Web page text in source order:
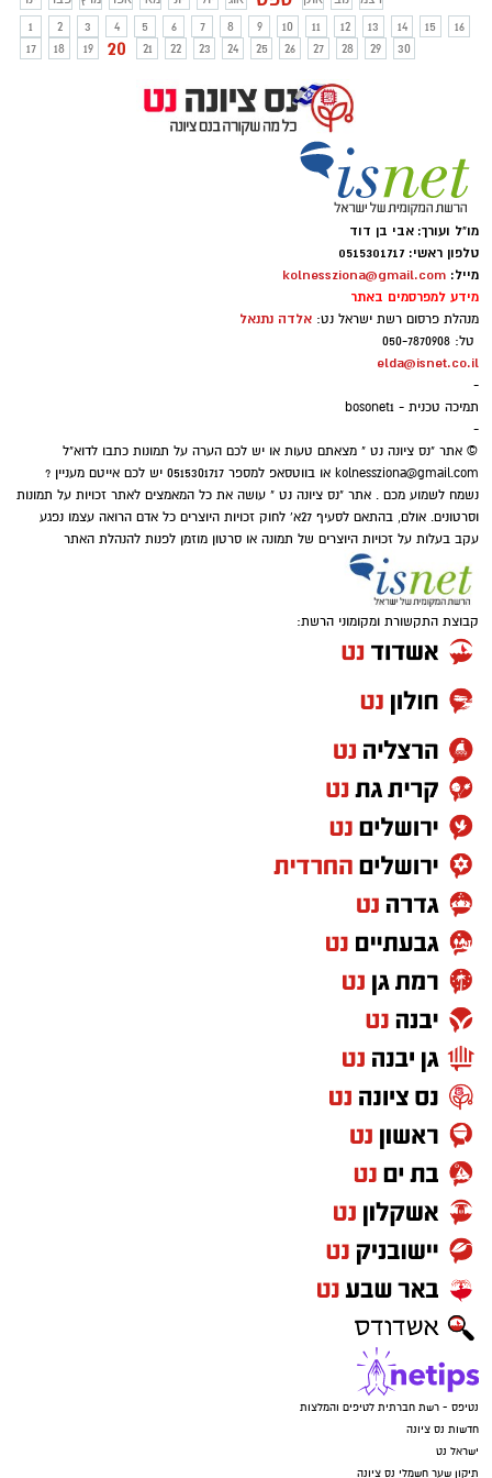
'פיצה-בר' מהטאבון, יריד אוכל ובירה 'שישוק'
בימי שישי, ערב מוסיקה מונגש ללקויי שמיעה,
ערב סרט לילדים ועוד-
1
2 3 4 5 6 7 8 9 10 11 12 13 14 15
16
17
18 19 20 21 22 23 24 25 26 27 28 29 30
מו"ל ועורך: אבי בן דוד
טלפון ראשי: 0515301717
מייל: kolnessziona@gmail.com
מידע למפרסמים באתר
מנהלת פרסום רשת ישראל נט: אלדה נתנאל
טל: 050-7870908
elda@isnet.co.il
-
תמיכה טכנית - bosonet1
-
© אתר "נס ציונה נט " מצאתם טעות או יש לכם הערה על תמונות כתבו לדוא"ל
kolnessziona@gmail.com
או בווטסאפ למספר 0515301717 יש לכם אייטם מעניין ?
נשמח לשמוע מכם . אתר "נס ציונה נט " עושה את כל המאמצים לאתר זכויות על תמונות
וסרטונים. אולם, בהתאם לסעיף 27א' לחוק זכויות היוצרים כל אדם הרואה עצמו נפגע
עקב בעלות על זכויות היוצרים של תמונה או סרטון מוזמן לפנות להנהלת האתר
קבוצת התקשורת ומקומוני הרשת:
נטיפס - רשת חברתית לטיפים והמלצות
חדשות נס ציונה
ישראל נט
תיקון שער חשמלי נס ציונה